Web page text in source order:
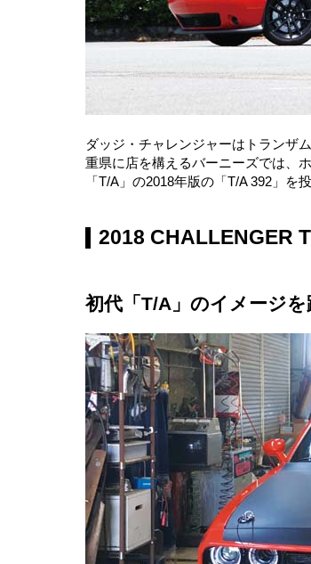
ダッジ・チャレンジャーはトランザ
重県に店を構えるバーニーズでは、
「T/A」の2018年版の「T/A 392」を
2018 CHALLENGER
初代「T/A」のイメージを